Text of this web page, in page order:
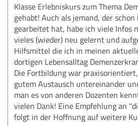
Klasse Erlebniskurs zum Thema
gehabt! Auch als jemand, der schon
gearbeitet hat, habe ich viele Infos
vieles (wieder) neu gelernt und
Hilfsmittel die ich in meinen
dortigen Lebensalltag
Die Fortbildung war
gutem Austausch untereinander
man es von anderen Dozenten
vielen Dank! Eine Empfehlung an
folgt in der Hoffnung auf weitere